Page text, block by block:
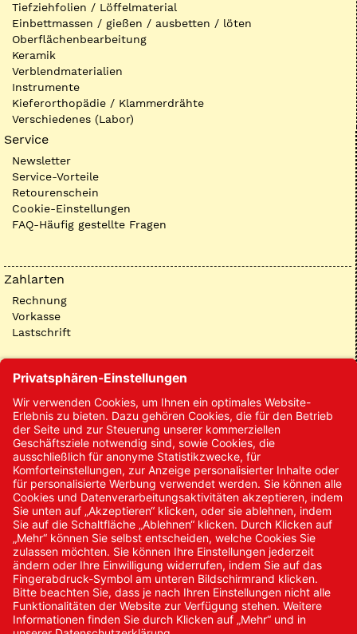
Tiefziehfolien / Löffelmaterial
Einbettmassen / gießen / ausbetten / löten
Oberflächenbearbeitung
Keramik
Verblendmaterialien
Instrumente
Kieferorthopädie / Klammerdrähte
Verschiedenes (Labor)
Service
Newsletter
Service-Vorteile
Retourenschein
Cookie-Einstellungen
FAQ-Häufig gestellte Fragen
Zahlarten
Rechnung
Vorkasse
Lastschrift
Kontakt
Kontakt/Anfrage
Neukundenanmeldung
Kennwort vergessen
Bestellungen
Sendung verfolgen